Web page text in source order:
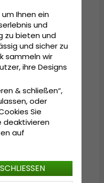
in den Jahren
innovative
tragen können.
Voraussetzungen
hundert Jahren in
Teilen
Wolle
cm. Large - 59-60
Ihnen ein
und
zu bieten und
und sicher zu
sammeln wir
ihre Designs
& schließen“,
oder
Sie
deaktivieren
auf